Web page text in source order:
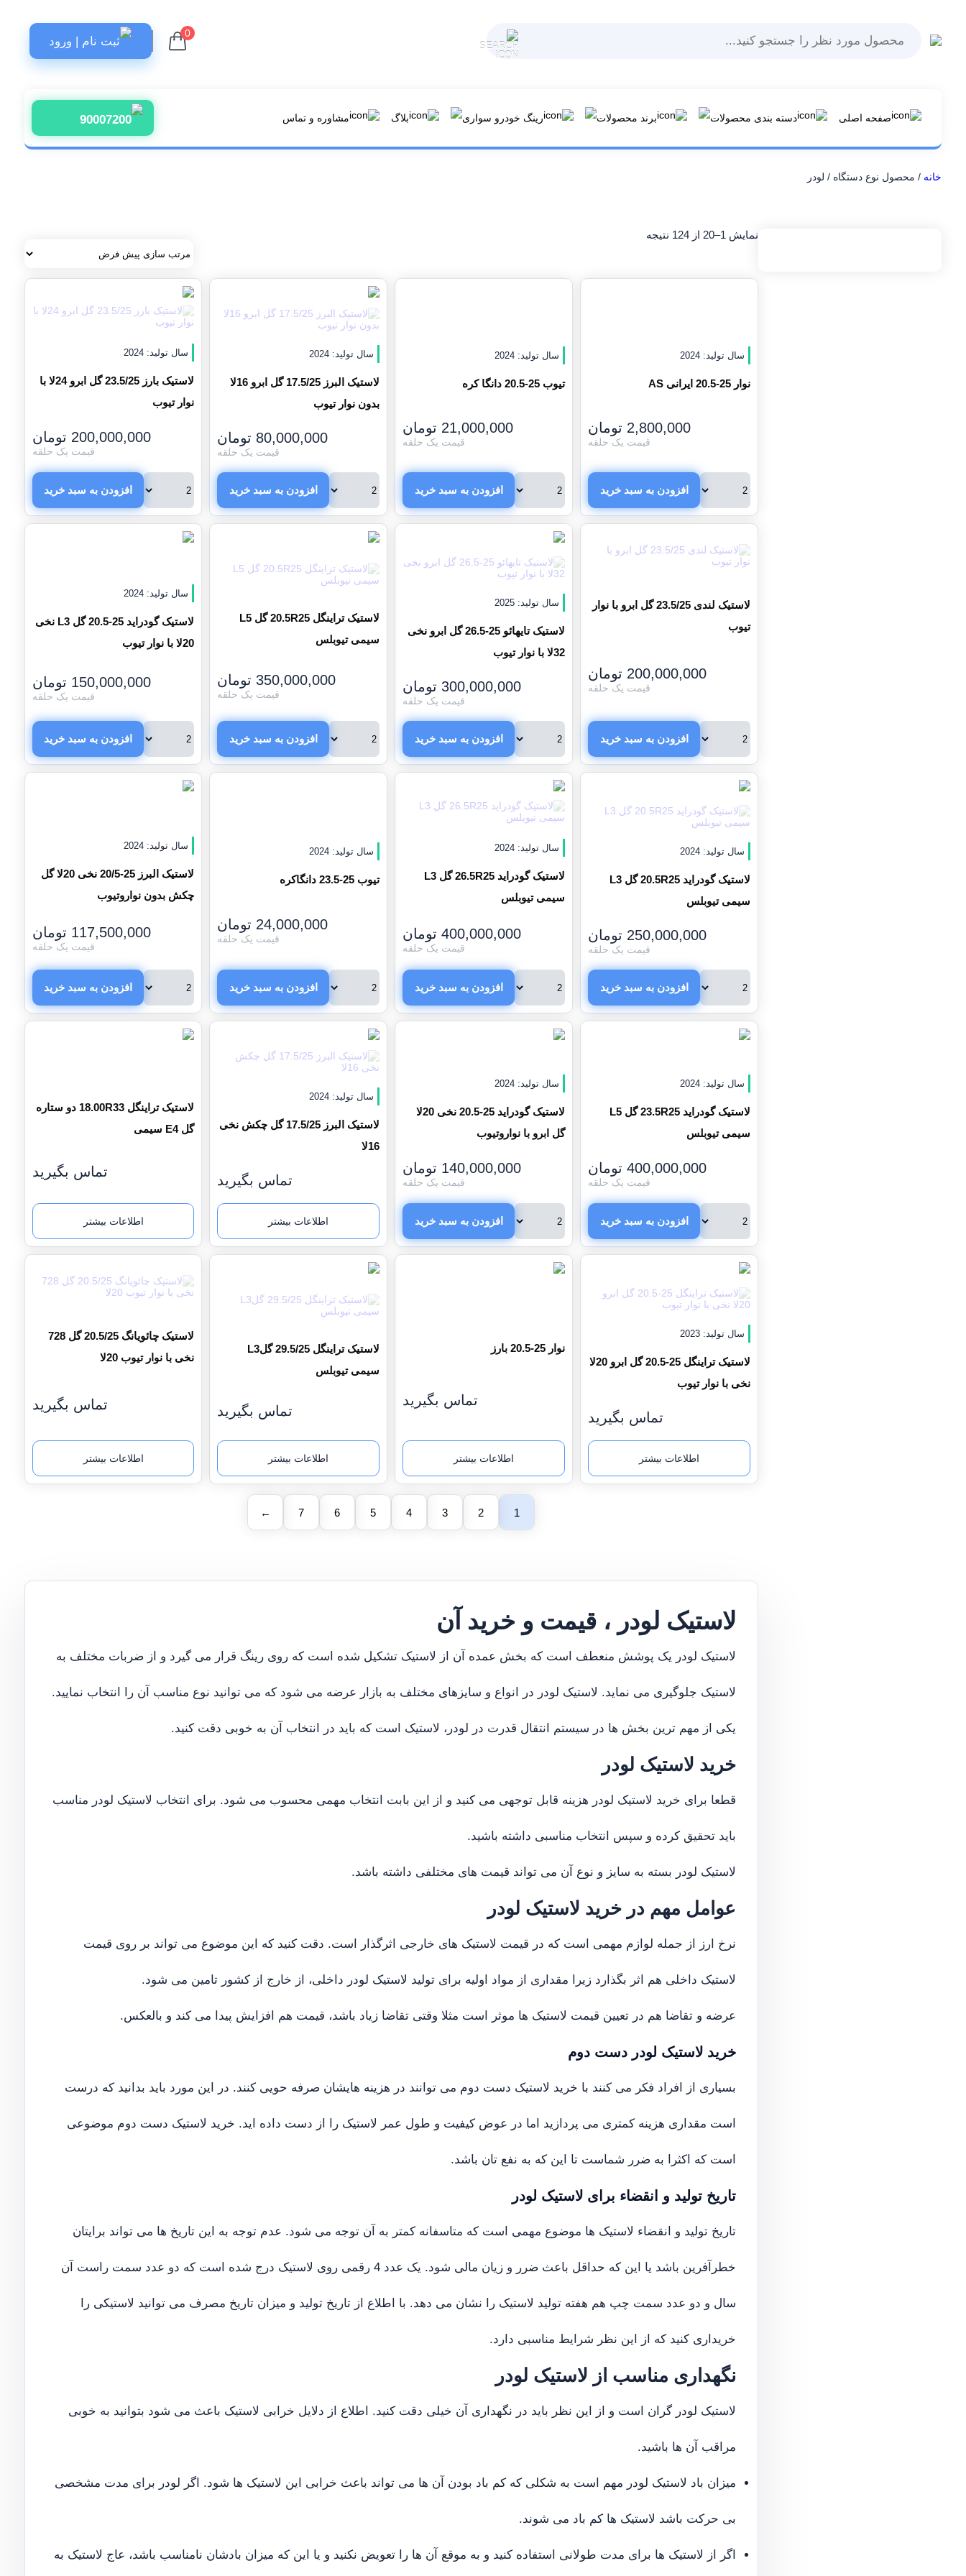
0
ثبت نام | ورود
صفحه اصلی دسته بندی محصولات برند محصولات رینگ خودرو سواری بلاگ مشاوره و تماس 90007200
خانه / محصول نوع دستگاه / لودر
نمایش 1–20 از 124 نتیجه
سال تولید: 2024
نوار 25-20.5 ایرانی AS
2,800,000 تومان
قیمت یک حلقه
افزودن به سبد خرید
سال تولید: 2024
تیوب 25-20.5 دانگا کره
21,000,000 تومان
قیمت یک حلقه
افزودن به سبد خرید
سال تولید: 2024
لاستیک البرز 17.5/25 گل ابرو 16لا
بدون نوار تیوب
80,000,000 تومان
قیمت یک حلقه
افزودن به سبد خرید
سال تولید: 2024
لاستیک بارز 23.5/25 گل ابرو 24لا با
نوار تیوب
200,000,000 تومان
قیمت یک حلقه
افزودن به سبد خرید
لاستیک لندی 23.5/25 گل ابرو با نوار
تیوب
200,000,000 تومان
قیمت یک حلقه
افزودن به سبد خرید
سال تولید: 2025
لاستیک تایهائو 25-26.5 گل ابرو نخی
32لا با نوار تیوب
300,000,000 تومان
قیمت یک حلقه
افزودن به سبد خرید
لاستیک تراینگل 20.5R25 گل L5
سیمی تیوبلس
350,000,000 تومان
قیمت یک حلقه
افزودن به سبد خرید
سال تولید: 2024
لاستیک گودراید 25-20.5 گل L3 نخی
20لا با نوار تیوب
150,000,000 تومان
قیمت یک حلقه
افزودن به سبد خرید
سال تولید: 2024
لاستیک گودراید 20.5R25 گل L3
سیمی تیوبلس
250,000,000 تومان
قیمت یک حلقه
افزودن به سبد خرید
سال تولید: 2024
لاستیک گودراید 26.5R25 گل L3
سیمی تیوبلس
400,000,000 تومان
قیمت یک حلقه
افزودن به سبد خرید
سال تولید: 2024
تیوب 25-23.5 دانگاکره
24,000,000 تومان
قیمت یک حلقه
افزودن به سبد خرید
سال تولید: 2024
لاستیک البرز 25-20/5 نخی 20لا گل
چکش بدون نواروتیوب
117,500,000 تومان
قیمت یک حلقه
افزودن به سبد خرید
سال تولید: 2024
لاستیک گودراید 23.5R25 گل L5
سیمی تیوبلس
400,000,000 تومان
قیمت یک حلقه
افزودن به سبد خرید
سال تولید: 2024
لاستیک گودراید 25-20.5 نخی 20لا
گل ابرو با نواروتیوب
140,000,000 تومان
قیمت یک حلقه
افزودن به سبد خرید
سال تولید: 2024
لاستیک البرز 17.5/25 گل چکش نخی
16لا
تماس بگیرید
اطلاعات بیشتر
لاستیک تراینگل 18.00R33 دو ستاره
گل E4 سیمی
تماس بگیرید
اطلاعات بیشتر
سال تولید: 2023
لاستیک تراینگل 25-20.5 گل ابرو 20لا
نخی با نوار تیوب
تماس بگیرید
اطلاعات بیشتر
نوار 25-20.5 بارز
تماس بگیرید
اطلاعات بیشتر
لاستیک تراینگل 29.5/25 گلL3
سیمی تیوبلس
تماس بگیرید
اطلاعات بیشتر
لاستیک چائویانگ 20.5/25 گل 728
نخی با نوار تیوب 20لا
تماس بگیرید
اطلاعات بیشتر
1
2
3
4
5
6
7
←
لاستیک لودر ، قیمت و خرید آن
لاستیک لودر یک پوشش منعطف است که بخش عمده آن از لاستیک تشکیل شده است که روی رینگ قرار می گیرد و از ضربات مختلف به
لاستیک جلوگیری می نماید. لاستیک لودر در انواع و سایزهای مختلف به بازار عرضه می شود که می توانید نوع مناسب آن را انتخاب نمایید.
یکی از مهم ترین بخش ها در سیستم انتقال قدرت در لودر، لاستیک است که باید در انتخاب آن به خوبی دقت کنید.
خرید لاستیک لودر
قطعا برای خرید لاستیک لودر هزینه قابل توجهی می کنید و از این بابت انتخاب مهمی محسوب می شود. برای انتخاب لاستیک لودر مناسب
باید تحقیق کرده و سپس انتخاب مناسبی داشته باشید.
لاستیک لودر بسته به سایز و نوع آن می تواند قیمت های مختلفی داشته باشد.
عوامل مهم در خرید لاستیک لودر
نرخ ارز از جمله لوازم مهمی است که در قیمت لاستیک های خارجی اثرگذار است. دقت کنید که این موضوع می تواند بر روی قیمت
لاستیک داخلی هم اثر بگذارد زیرا مقداری از مواد اولیه برای تولید لاستیک لودر داخلی، از خارج از کشور تامین می شود.
عرضه و تقاضا هم در تعیین قیمت لاستیک ها موثر است مثلا وقتی تقاضا زیاد باشد، قیمت هم افزایش پیدا می کند و بالعکس.
خرید لاستیک لودر دست دوم
بسیاری از افراد فکر می کنند با خرید لاستیک دست دوم می توانند در هزینه هایشان صرفه حویی کنند. در این مورد باید بدانید که درست
است مقداری هزینه کمتری می پردازید اما در عوض کیفیت و طول عمر لاستیک را از دست داده اید. خرید لاستیک دست دوم موضوعی
است که اکثرا به ضرر شماست تا این که به نفع تان باشد.
تاریخ تولید و انقضاء برای لاستیک لودر
تاریخ تولید و انقضاء لاستیک ها موضوع مهمی است که متاسفانه کمتر به آن توجه می شود. عدم توجه به این تاریخ ها می تواند برایتان
خطرآفرین باشد یا این که حداقل باعث ضرر و زیان مالی شود. یک عدد 4 رقمی روی لاستیک درج شده است که دو عدد سمت راست آن
سال و دو عدد سمت چپ هم هفته تولید لاستیک را نشان می دهد. با اطلاع از تاریخ تولید و میزان تاریخ مصرف می توانید لاستیکی را
خریداری کنید که از این نظر شرایط مناسبی دارد.
نگهداری مناسب از لاستیک لودر
لاستیک لودر گران است و از این نظر باید در نگهداری آن خیلی دقت کنید. اطلاع از دلایل خرابی لاستیک باعث می شود بتوانید به خوبی
مراقب آن ها باشید.
میزان باد لاستیک لودر مهم است به شکلی که کم باد بودن آن ها می تواند باعث خرابی این لاستیک ها شود. اگر لودر برای مدت مشخصی
بی حرکت باشد لاستیک ها کم باد می شوند.
اگر از لاستیک ها برای مدت طولانی استفاده کنید و به موقع آن ها را تعویض نکنید و یا این که میزان بادشان نامناسب باشد، عاج لاستیک به